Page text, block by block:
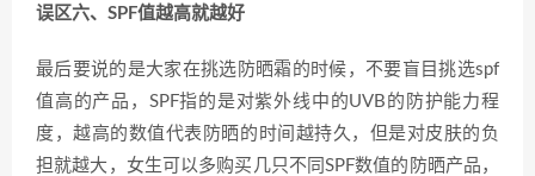
误区六、SPF值越高就越好
最后要说的是大家在挑选防晒霜的时候，不要盲目挑选spf
值高的产品，SPF指的是对紫外线中的UVB的防护能力程
度，越高的数值代表防晒的时间越持久，但是对皮肤的负
担就越大，女生可以多购买几只不同SPF数值的防晒产品，